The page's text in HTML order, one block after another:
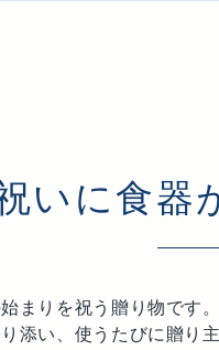
いに食器
まりを祝う贈り物です
添い、使うたびに贈り